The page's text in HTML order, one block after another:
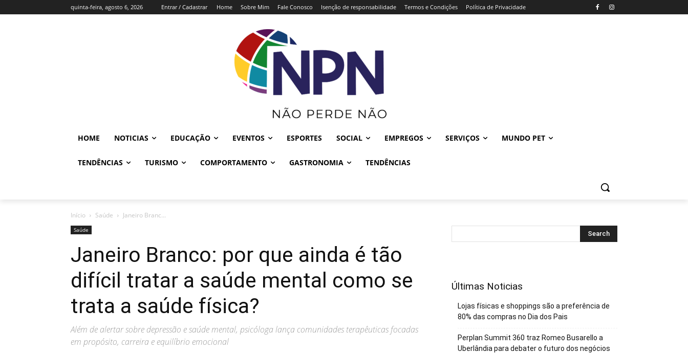
quinta-feira, agosto 6, 2026 Entrar / Cadastrar Home Sobre Mim Fale Conosco Isenção de responsabilidade Termos e Condições Política de Privacidade
HOME NOTICIAS EDUCAÇÃO EVENTOS ESPORTES SOCIAL EMPREGOS SERVIÇOS MUNDO PET
TENDÊNCIAS TURISMO COMPORTAMENTO GASTRONOMIA TENDÊNCIAS
Início Saúde Janeiro Branc...
Saúde
Janeiro Branco: por que ainda é tão
difícil tratar a saúde mental como se
trata a saúde física?
Além de alertar sobre depressão e saúde mental, psicóloga lança comunidades terapêuticas focadas
em propósito, carreira e equilíbrio emocional
Últimas Noticias
Lojas físicas e shoppings são a preferência de
80% das compras no Dia dos Pais
Perplan Summit 360 traz Romeo Busarello a
Uberlândia para debater o futuro dos negócios